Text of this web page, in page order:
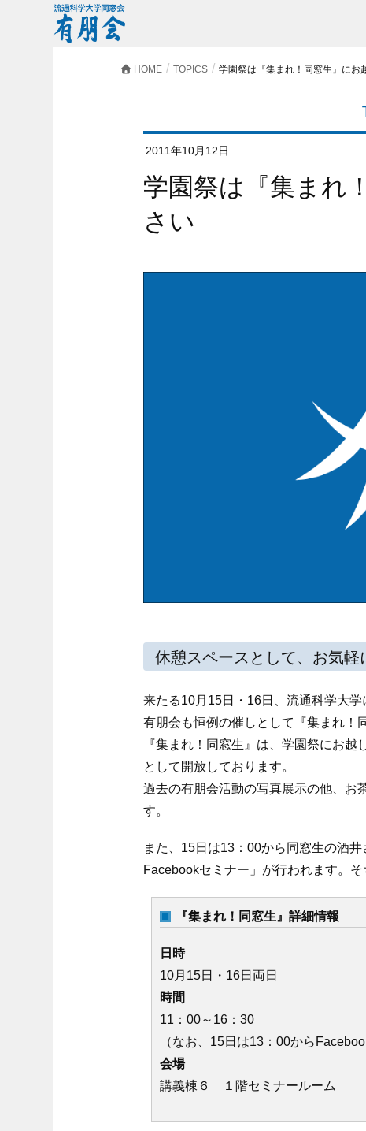
HOME TOPICS 学園祭は『集まれ！同窓生』にお
2011年10月12日
学園祭は『集まれ！同窓生』にお越しくだ
さい
休憩スペースとして、お気軽
来たる10月15日・16日、流通科学大学
有朋会も恒例の催しとして『集まれ！
『集まれ！同窓生』は、学園祭にお
として開放しております。
過去の有朋会活動の写真展示の他、お
す。
また、15日は13：00から同窓生の酒
Facebookセミナー」が行われます。そ
『集まれ！同窓生』詳細情報
日時
10月15日・16日両日
時間
11：00～16：30
（なお、15日は13：00から
会場
講義棟６ １階セミナールーム